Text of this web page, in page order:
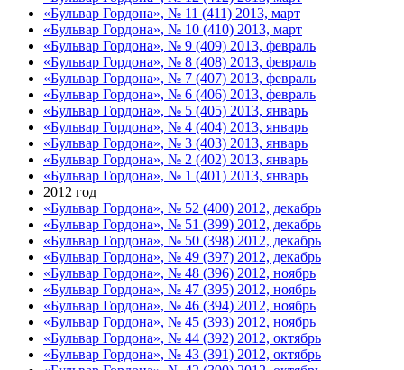
«Бульвар Гордона», № 11 (411) 2013, март
«Бульвар Гордона», № 10 (410) 2013, март
«Бульвар Гордона», № 9 (409) 2013, февраль
«Бульвар Гордона», № 8 (408) 2013, февраль
«Бульвар Гордона», № 7 (407) 2013, февраль
«Бульвар Гордона», № 6 (406) 2013, февраль
«Бульвар Гордона», № 5 (405) 2013, январь
«Бульвар Гордона», № 4 (404) 2013, январь
«Бульвар Гордона», № 3 (403) 2013, январь
«Бульвар Гордона», № 2 (402) 2013, январь
«Бульвар Гордона», № 1 (401) 2013, январь
2012 год
«Бульвар Гордона», № 52 (400) 2012, декабрь
«Бульвар Гордона», № 51 (399) 2012, декабрь
«Бульвар Гордона», № 50 (398) 2012, декабрь
«Бульвар Гордона», № 49 (397) 2012, декабрь
«Бульвар Гордона», № 48 (396) 2012, ноябрь
«Бульвар Гордона», № 47 (395) 2012, ноябрь
«Бульвар Гордона», № 46 (394) 2012, ноябрь
«Бульвар Гордона», № 45 (393) 2012, ноябрь
«Бульвар Гордона», № 44 (392) 2012, октябрь
«Бульвар Гордона», № 43 (391) 2012, октябрь